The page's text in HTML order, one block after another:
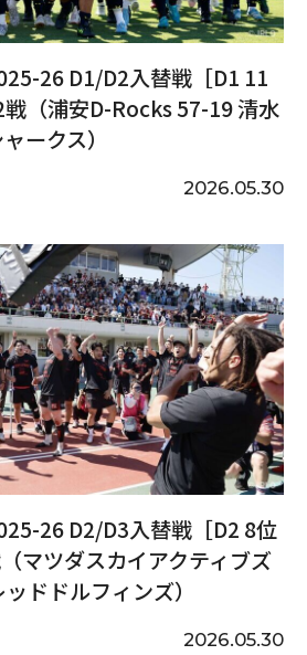
26 D1/D2入替戦［D1 11
（浦安D-Rocks 57-19 清水
ークス）
2026.05.30
26 D2/D3入替戦［D2 8位
マツダスカイアクティブズ
ドドルフィンズ）
2026.05.30